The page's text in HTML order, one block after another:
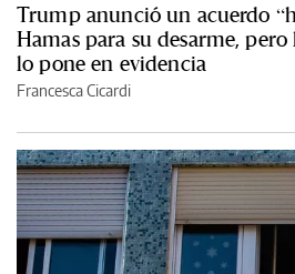
Trump anunció un acuerdo
Hamas para su desarme,
lo pone en evidencia
Francesca Cicardi